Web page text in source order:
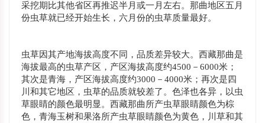
采挖期比其他省区再推迟半月或一月左右。那曲地区五月
份虫草就已经开始生长，六月份的虫草质量最好。
虫草因其产地海拔高度不同，品质差异较大。西藏那曲是
海拔最高的虫草产区，产区海拔高度约4500－6000米；
其次是青海，产区海拔高度约3000－4000米；再次是四
川和其它地区，虫草的品质就较差了。色泽也各异，以虫
草眼睛的颜色最明显。西藏那曲所产虫草眼睛颜色为棕
色，青海玉树和果洛所产虫草眼睛颜色为黄色，川草和其